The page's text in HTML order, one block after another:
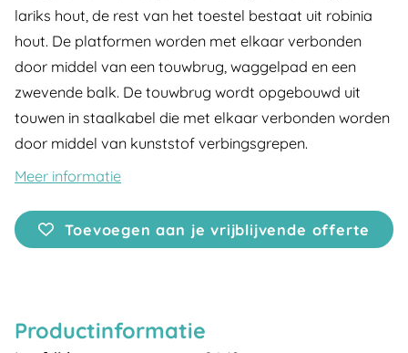
lariks hout, de rest van het toestel bestaat uit robinia
hout. De platformen worden met elkaar verbonden
door middel van een touwbrug, waggelpad en een
zwevende balk. De touwbrug wordt opgebouwd uit
touwen in staalkabel die met elkaar verbonden worden
door middel van kunststof verbingsgrepen.
Meer informatie
Toevoegen aan je vrijblijvende offerte
Productinformatie